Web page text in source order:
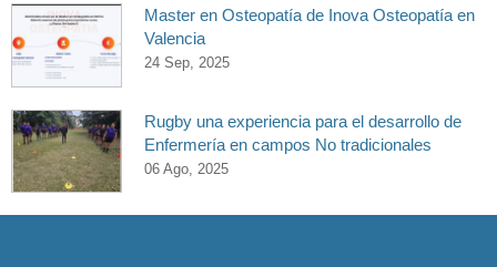
Master en Osteopatía de Inova Osteopatía en
Valencia
24 Sep, 2025
Rugby una experiencia para el desarrollo de
Enfermería en campos No tradicionales
06 Ago, 2025